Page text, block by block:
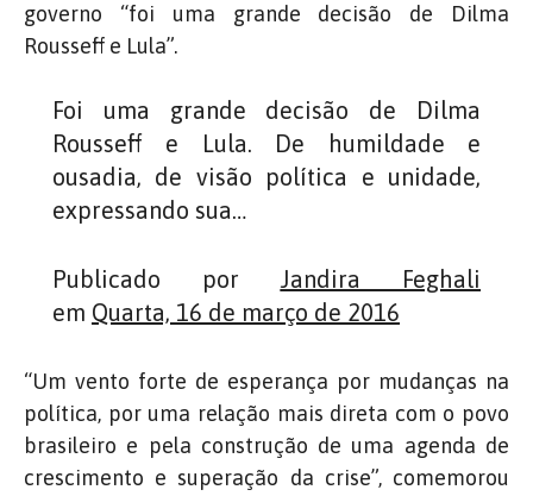
governo “foi uma grande decisão de Dilma
Rousseff e Lula”.
Foi uma grande decisão de Dilma
Rousseff e Lula. De humildade e
ousadia, de visão política e unidade,
expressando sua…
Publicado por Jandira Feghali
em Quarta, 16 de março de 2016
“Um vento forte de esperança por mudanças na
política, por uma relação mais direta com o povo
brasileiro e pela construção de uma agenda de
crescimento e superação da crise”, comemorou